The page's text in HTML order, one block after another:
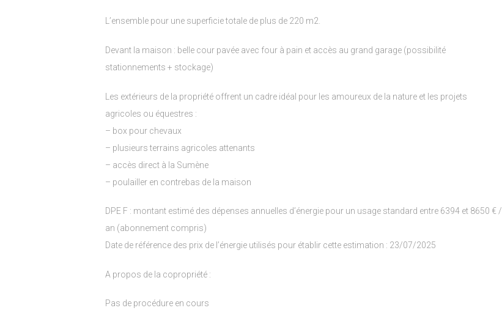
L’ensemble pour une superficie totale de plus de 220 m2.
Devant la maison : belle cour pavée avec four à pain et accès au grand garage (possibilité
stationnements + stockage)
Les extérieurs de la propriété offrent un cadre idéal pour les amoureux de la nature et les projets
agricoles ou équestres :
– box pour chevaux
– plusieurs terrains agricoles attenants
– accès direct à la Sumène
– poulailler en contrebas de la maison
DPE F : montant estimé des dépenses annuelles d’énergie pour un usage standard entre 6394 et 8650 € /
an (abonnement compris)
Date de référence des prix de l’énergie utilisés pour établir cette estimation : 23/07/2025
A propos de la copropriété :
Pas de procédure en cours